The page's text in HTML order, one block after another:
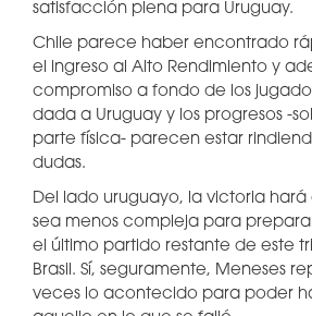
satisfacción plena para Uruguay.
Chile parece haber encontrado
el ingreso al Alto Rendimiento y
compromiso a fondo de los
dada a Uruguay y los progresos -
parte física- parecen estar
dudas.
Del lado uruguayo, la victoria hará
sea menos compleja para
el último partido restante de este
Brasil. Sí, seguramente, Meneses
veces lo acontecido para poder